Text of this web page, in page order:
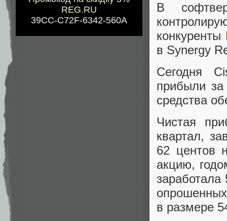
REG.RU
39CC-C72F-6342-560A
В
конкуренты
в Synergy
Сегодня
прибыли
средства
Чистая
квартал,
62 центов
акцию,
заработала
в размере